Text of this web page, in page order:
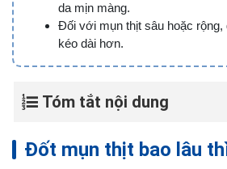
da mịn màng.
Đối với mụn thịt sâu hoặc rộng,
kéo dài hơn.
Tóm tắt nội dung
Đốt mụn thịt bao lâu